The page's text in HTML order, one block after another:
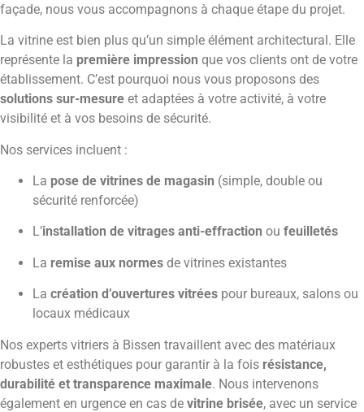
façade, nous vous accompagnons à chaque étape du projet.
La vitrine est bien plus qu’un simple élément architectural. Elle
représente la première impression que vos clients ont de votre
établissement. C’est pourquoi nous vous proposons des
solutions sur-mesure et adaptées à votre activité, à votre
visibilité et à vos besoins de sécurité.
Nos services incluent :
La pose de vitrines de magasin (simple, double ou
sécurité renforcée)
L’installation de vitrages anti-effraction ou feuilletés
La remise aux normes de vitrines existantes
La création d’ouvertures vitrées pour bureaux, salons ou
locaux médicaux
Nos experts vitriers à Bissen travaillent avec des matériaux
robustes et esthétiques pour garantir à la fois résistance,
durabilité et transparence maximale. Nous intervenons
également en urgence en cas de vitrine brisée, avec un service